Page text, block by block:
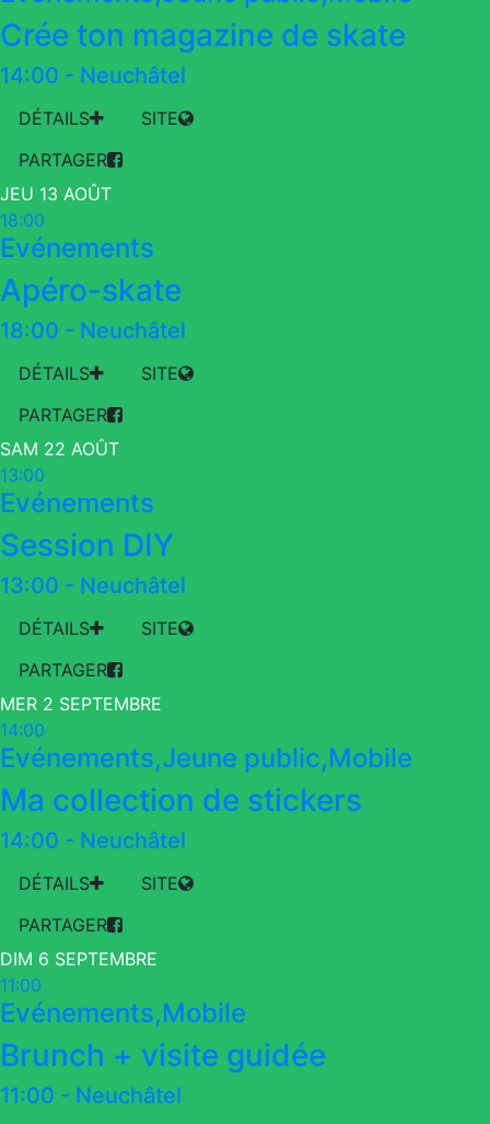
Crée ton magazine de skate
14:00 - Neuchâtel
DÉTAILS
SITE
PARTAGER
JEU 13 AOÛT
18:00
Evénements
Apéro-skate
18:00 - Neuchâtel
DÉTAILS
SITE
PARTAGER
SAM 22 AOÛT
13:00
Evénements
Session DIY
13:00 - Neuchâtel
DÉTAILS
SITE
PARTAGER
MER 2 SEPTEMBRE
14:00
Evénements,Jeune public,Mobile
Ma collection de stickers
14:00 - Neuchâtel
DÉTAILS
SITE
PARTAGER
DIM 6 SEPTEMBRE
11:00
Evénements,Mobile
Brunch + visite guidée
11:00 - Neuchâtel